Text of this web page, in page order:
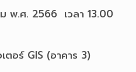
พ.ศ. 2566 เวลา 13.00
อร์ GIS (อาคาร 3)